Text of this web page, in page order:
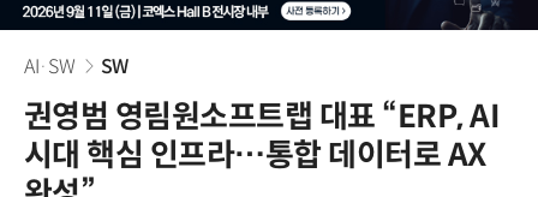
AI·SW SW
권영범 영림원소프트랩 대표 “ERP, AI
시대 핵심 인프라…통합 데이터로 AX